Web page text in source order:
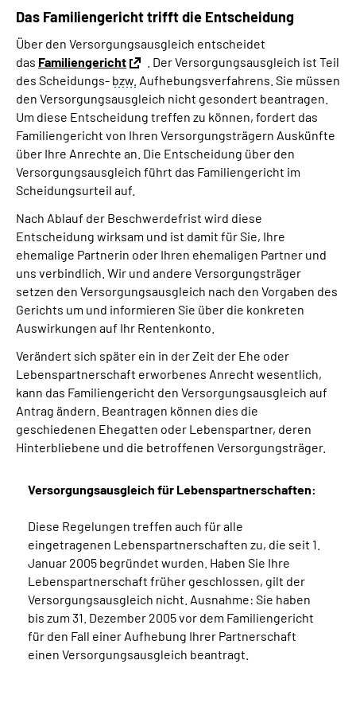
Das Familiengericht trifft die Entscheidung
Über den Versorgungsausgleich entscheidet
das Familiengericht
. Der Versorgungsausgleich ist Teil
des Scheidungs- bzw. Aufhebungsverfahrens. Sie müssen
den Versorgungsausgleich nicht gesondert beantragen.
Um diese Entscheidung treffen zu können, fordert das
Familiengericht von Ihren Versorgungsträgern Auskünfte
über Ihre Anrechte an. Die Entscheidung über den
Versorgungsausgleich führt das Familiengericht im
Scheidungsurteil auf.
Nach Ablauf der Beschwerdefrist wird diese
Entscheidung wirksam und ist damit für Sie, Ihre
ehemalige Partnerin oder Ihren ehemaligen Partner und
uns verbindlich. Wir und andere Versorgungsträger
setzen den Versorgungsausgleich nach den Vorgaben des
Gerichts um und informieren Sie über die konkreten
Auswirkungen auf Ihr Rentenkonto.
Verändert sich später ein in der Zeit der Ehe oder
Lebenspartnerschaft erworbenes Anrecht wesentlich,
kann das Familiengericht den Versorgungsausgleich auf
Antrag ändern. Beantragen können dies die
geschiedenen Ehegatten oder Lebenspartner, deren
Hinterbliebene und die betroffenen Versorgungsträger.
Versorgungsausgleich für Lebenspartnerschaften:
Diese Regelungen treffen auch für alle
eingetragenen Lebenspartnerschaften zu, die seit 1.
Januar 2005 begründet wurden. Haben Sie Ihre
Lebenspartnerschaft früher geschlossen, gilt der
Versorgungsausgleich nicht. Ausnahme: Sie haben
bis zum 31. Dezember 2005 vor dem Familiengericht
für den Fall einer Aufhebung Ihrer Partnerschaft
einen Versorgungsausgleich beantragt.